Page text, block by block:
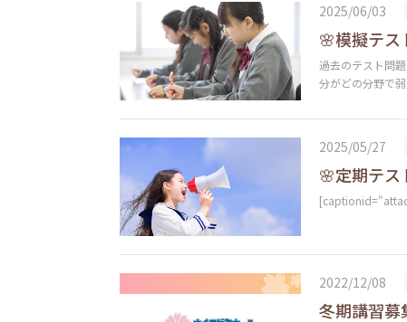
2025/06/03
🌸模擬テス
過去のテスト問
分がどの分野で
2025/05/27
🌸定期テス
2022/12/08
冬期講習募